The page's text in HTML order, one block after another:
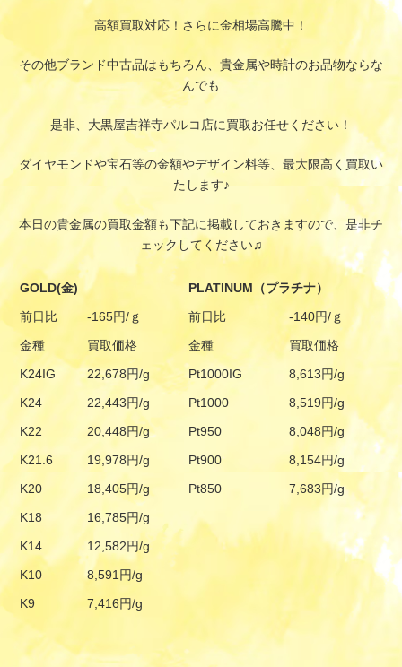
高額買取対応！さらに金相場高騰中！
その他ブランド中古品はもちろん、貴金属や時計のお品物ならな
んでも
是非、大黒屋吉祥寺パルコ店に買取お任せください！
ダイヤモンドや宝石等の金額やデザイン料等、最大限高く買取い
たします♪
本日の貴金属の買取金額も下記に掲載しておきますので、是非チ
ェックしてください♫
GOLD(金)
PLATINUM（プラチナ）
前日比
-165円/ｇ 前日比
-140円/ｇ
金種
買取価格 金種
買取価格
K24IG
22,678円/g Pt1000IG
8,613円/g
K24
22,443円/g Pt1000
8,519円/g
K22
20,448円/g Pt950
8,048円/g
K21.6
19,978円/g Pt900
8,154円/g
K20
18,405円/g Pt850
7,683円/g
K18
16,785円/g
K14
12,582円/g
K10
8,591円/g
K9
7,416円/g